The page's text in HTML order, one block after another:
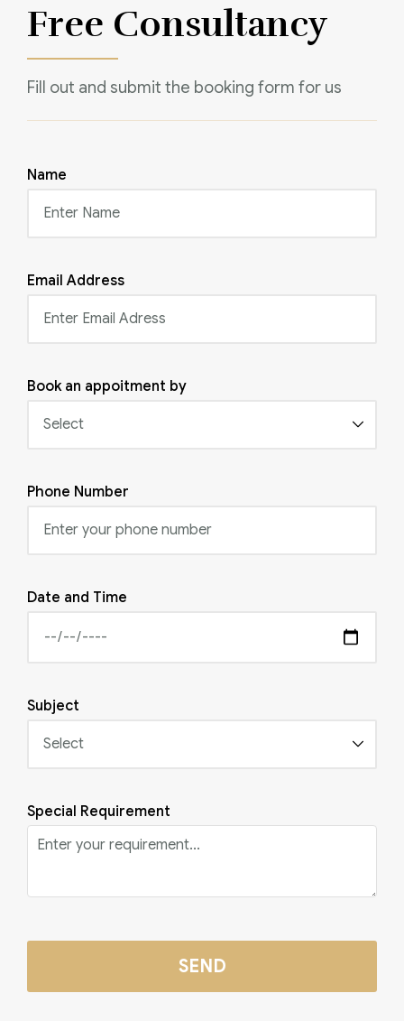
Free Consultancy
Fill out and submit the booking form for us
Name
Email Address
Book an appoitment by
Phone Number
Date and Time
Subject
Special Requirement